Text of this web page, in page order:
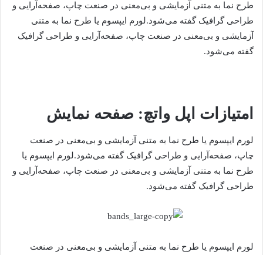
طرح‌ نما به متنی آزمایشی و بی‌معنی در صنعت چاپ، صفحه‌آرایی و
طراحی گرافیک گفته می‌شود.لورم ایپسوم یا طرح‌ نما به متنی
آزمایشی و بی‌معنی در صنعت چاپ، صفحه‌آرایی و طراحی گرافیک
گفته می‌شود.
امتیازات اپل واتچ: صفحه نمایش
لورم ایپسوم یا طرح‌ نما به متنی آزمایشی و بی‌معنی در صنعت
چاپ، صفحه‌آرایی و طراحی گرافیک گفته می‌شود.لورم ایپسوم یا
طرح‌ نما به متنی آزمایشی و بی‌معنی در صنعت چاپ، صفحه‌آرایی و
طراحی گرافیک گفته می‌شود.
لورم ایپسوم یا طرح‌ نما به متنی آزمایشی و بی‌معنی در صنعت